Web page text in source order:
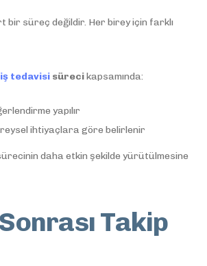
bir süreç değildir. Her birey için farklı
tedavisi sürecikapsamında:
yapılır
ihtiyaçlara göre belirlenir
daha etkin şekilde yürütülmesine
Takip